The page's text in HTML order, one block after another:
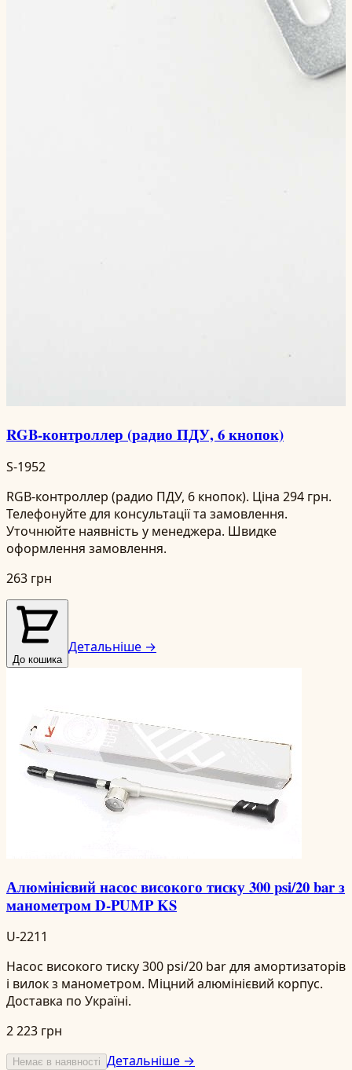
RGB-контроллер (радио ПДУ, 6 кнопок)
S-1952
RGB-контроллер (радио ПДУ, 6 кнопок). Ціна 294 грн.
Телефонуйте для консультації та замовлення.
Уточнюйте наявність у менеджера. Швидке
оформлення замовлення.
263 грн
До кошика
Детальніше →
Алюмінієвий насос високого тиску 300 psi/20 bar з
манометром D-PUMP KS
U-2211
Насос високого тиску 300 psi/20 bar для амортизаторів
і вилок з манометром. Міцний алюмінієвий корпус.
Доставка по Україні.
2 223 грн
Немає в наявності Детальніше →